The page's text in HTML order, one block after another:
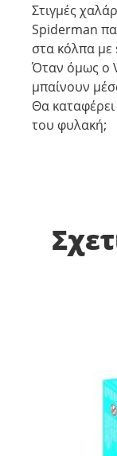
Στιγμές
Spiderman
στα κόλπα με
Όταν όμως ο
μπαίνουν
Θα
του φυλακή;